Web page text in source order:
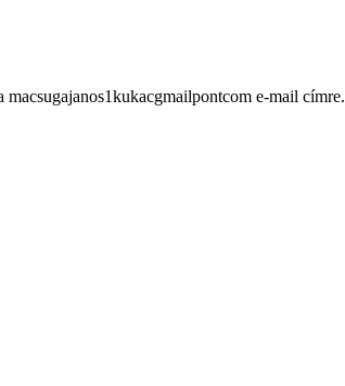
e-mail címre.